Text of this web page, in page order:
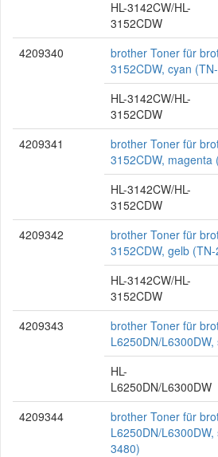
HL-3142CW/HL-
3152CDW
4209340
brother Toner für
3152CDW, cyan
HL-3142CW/HL-
3152CDW
4209341
brother Toner für
3152CDW, magenta
HL-3142CW/HL-
3152CDW
4209342
brother Toner für
3152CDW, gelb
HL-3142CW/HL-
3152CDW
4209343
brother Toner für
L6250DN/
HL-
L6250DN/L6300DW
4209344
brother Toner für
L6250DN/
3480)